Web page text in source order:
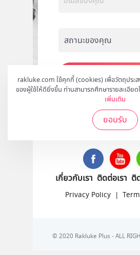
rakluke.com ใช้คุกกี้ (cookies) เพื่อวัตถุประ
ของผู้ใช้ให้ดียิ่งขึ้น ท่านสามารถศึกษารายละเอียด
เพิ่มเติม
ยอมรับ
สมัคร
ติดตามเราได้
เกี่ยวกับเรา ติดต่อเรา ติ
Privacy Policy |
© 2020 Rakluke Plus - ALL